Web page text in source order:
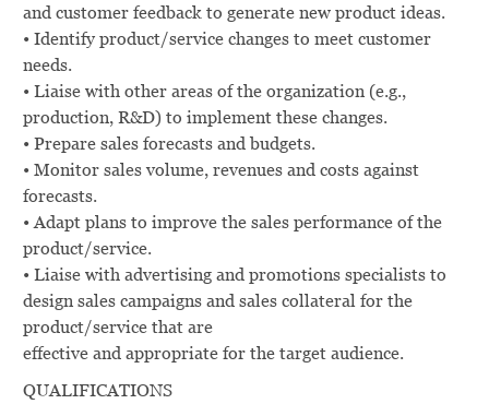
and customer feedback to generate new product ideas.
• Identify product/service changes to meet customer
needs.
• Liaise with other areas of the organization (e.g.,
production, R&D) to implement these changes.
• Prepare sales forecasts and budgets.
• Monitor sales volume, revenues and costs against
forecasts.
• Adapt plans to improve the sales performance of the
product/service.
• Liaise with advertising and promotions specialists to
design sales campaigns and sales collateral for the
product/service that are
effective and appropriate for the target audience.
QUALIFICATIONS